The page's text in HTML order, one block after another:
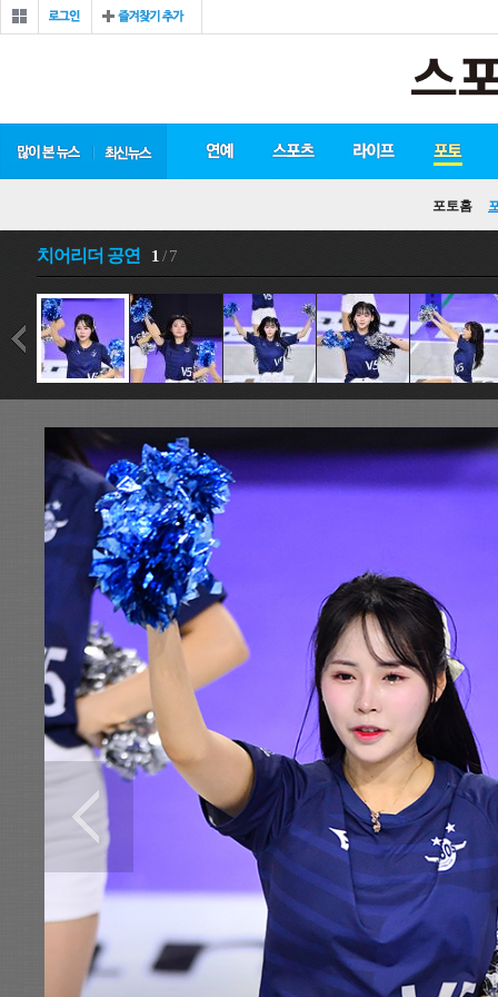
로그 즐겨찾기
많이 본 뉴스 최신 뉴스 연예 스포츠 라이프 포토
포토홈
치어리더 공연 1 / 7